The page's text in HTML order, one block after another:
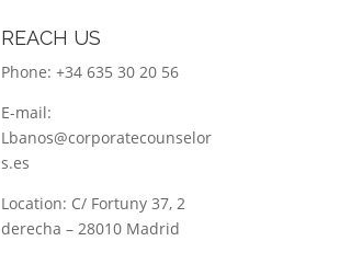
REACH US
Phone: +34 635 30 20 56
E-mail:
Lbanos@corporatecounselor
s.es
Location: C/ Fortuny 37, 2
derecha – 28010 Madrid